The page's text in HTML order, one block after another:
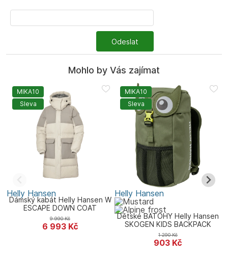
Odeslat
Mohlo by Vás zajímat
MIKA10
Sleva
Helly Hansen
Dámský kabát Helly Hansen W
ESCAPE DOWN COAT
6 993 Kč
9 990Kč
MIKA10
Sleva
Helly Hansen
Dětské BATOHY Helly Hansen
SKOGEN KIDS BACKPACK
903 Kč
1 290Kč